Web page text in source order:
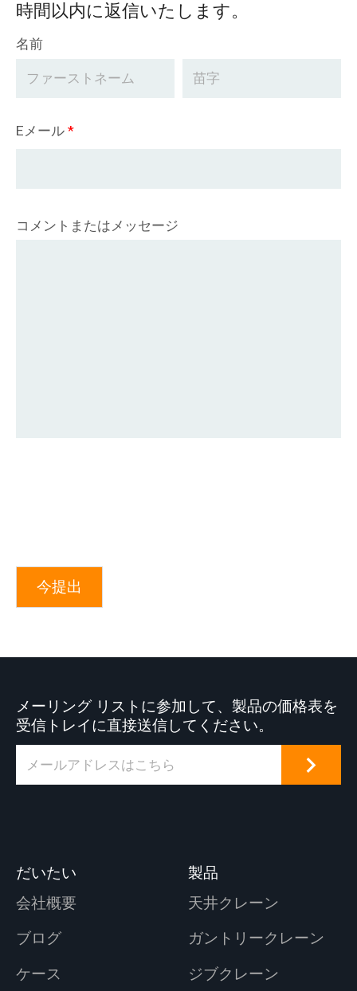
時間以内に返信いたします。
名前
Eメール*
コメントまたはメッセージ
今提出
メーリング リストに参加して、製品の価格表を
受信トレイに直接送信してください。
だいたい
会社概要
ブログ
ケース
製品
天井クレーン
ガントリークレーン
ジブクレーン